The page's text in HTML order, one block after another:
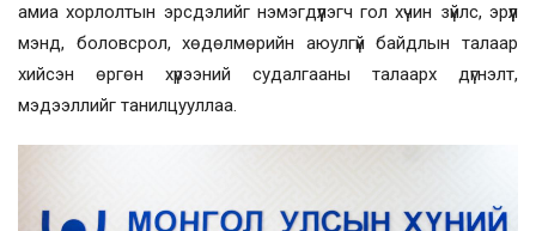
амиа хорлолтын эрсдэлийг нэмэгдүүлэгч гол хүчин зүйлс, эрүүл
мэнд, боловсрол, хөдөлмөрийн аюулгүй байдлын талаар
хийсэн өргөн хүрээний судалгааны талаарх дүгнэлт,
мэдээллийг танилцууллаа.